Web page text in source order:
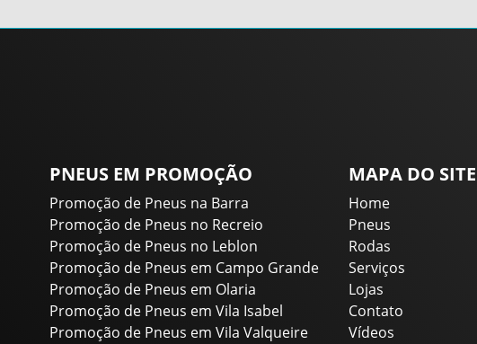
PNEUS EM PROMOÇÃO
Promoção de Pneus na Barra
Promoção de Pneus no Recreio
Promoção de Pneus no Leblon
Promoção de Pneus em Campo Grande
Promoção de Pneus em Olaria
Promoção de Pneus em Vila Isabel
Promoção de Pneus em Vila Valqueire
MAPA DO SITE
Home
Pneus
Rodas
Serviços
Lojas
Contato
Vídeos